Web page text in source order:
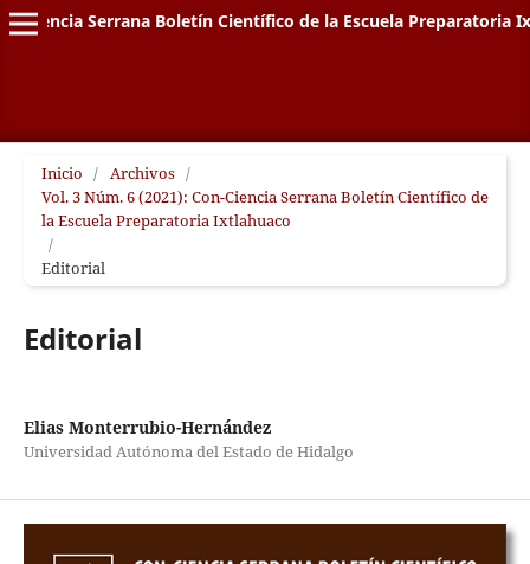
Ciencia Serrana Boletín Científico de la Escuela Preparatoria
Inicio / Archivos /
Vol. 3 Núm. 6 (2021): Con-Ciencia Serrana Boletín Científico de
la Escuela Preparatoria Ixtlahuaco
/
Editorial
Editorial
Elias Monterrubio-Hernández
Universidad Autónoma del Estado de Hidalgo